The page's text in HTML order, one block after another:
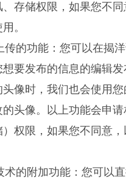
存储权限，如果您不
。
的功能：您可以在揭
要发布的信息的编辑发
像时，我们也会使用
头像。以上功能会申
权限，如果您不同意
的附加功能：您可以